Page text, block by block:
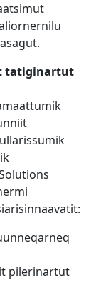
tatiginartut
pilerinartut